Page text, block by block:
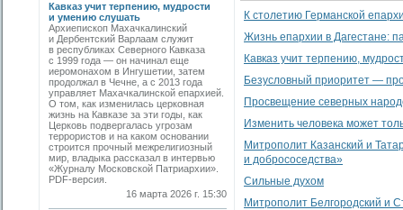
Кавказ учит терпению, мудрости
и умению слушать
Архиепископ Махачкалинский
и Дербентский Варлаам служит
в республиках Северного Кавказа
с 1999 года — он начинал еще
иеромонахом в Ингушетии, затем
продолжал в Чечне, а с 2013 года
управляет Махачкалинской епархией.
О том, как изменилась церковная
жизнь на Кавказе за эти годы, как
Церковь подвергалась угрозам
террористов и на каком основании
строится прочный межрелигиозный
мир, владыка рассказал в интервью
«Журналу Московской Патриархии».
PDF-версия.
16 марта 2026 г. 15:30
К столетию Германской
Жизнь епархии в Дагестане:
Кавказ учит терпению,
Безусловный приоритет —
Просвещение северных
Изменить человека может
Митрополит Казанский и
и добрососедства»
Сильные духом
Митрополит Белгородский и